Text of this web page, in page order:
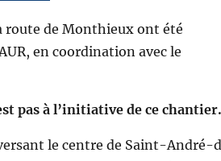
route de Monthieux ont été
en coordination avec le
pas à l’initiative de ce chantier.
le centre de Saint-André-